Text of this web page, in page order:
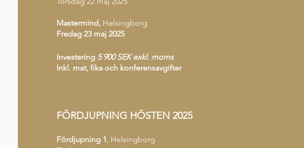
Mastermind, Helsingborg
Fredag 23 maj 2025
Investering5 900 SEK exkl. moms
Inkl. mat, fika och konferensavgifter
FÖRDJUPNING HÖSTEN 2025
Fördjupning 1, Helsingborg